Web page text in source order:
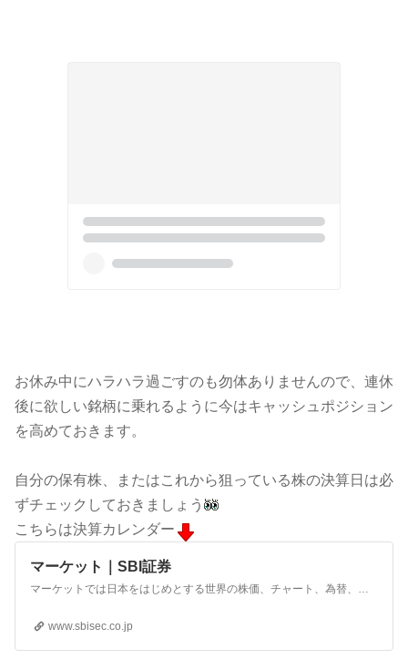
お休み中にハラハラ過ごすのも勿体ありませんので、連休
後に欲しい銘柄に乗れるように今はキャッシュポジション
を高めておきます。
自分の保有株、またはこれから狙っている株の決算日は必
ずチェックしておきましょう
こちらは決算カレンダー
マーケット｜SBI証券
マーケットでは日本をはじめとする世界の株価、チャート、為替、指数、金利のほか、いま投資家に人気の銘柄をご紹介するランキングも配信しています。また経済イベントや企業の決算発表スケジュール、レポート、ニュースなど初心者にも分かりやすい投資情報を掲載しています。
www.sbisec.co.jp